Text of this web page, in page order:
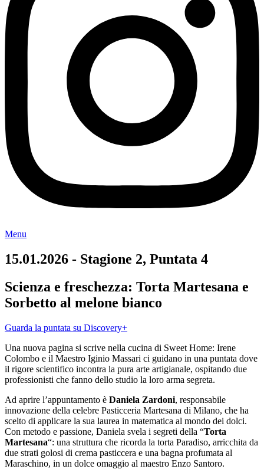
Menu
15.01.2026 - Stagione 2, Puntata 4
Scienza e freschezza: Torta Martesana e
Sorbetto al melone bianco
Guarda la puntata su Discovery+
Una nuova pagina si scrive nella cucina di Sweet Home: Irene
Colombo e il Maestro Iginio Massari ci guidano in una puntata dove
il rigore scientifico incontra la pura arte artigianale, ospitando due
professionisti che fanno dello studio la loro arma segreta.
Ad aprire l’appuntamento è Daniela Zardoni, responsabile
innovazione della celebre Pasticceria Martesana di Milano, che ha
scelto di applicare la sua laurea in matematica al mondo dei dolci.
Con metodo e passione, Daniela svela i segreti della “Torta
Martesana“: una struttura che ricorda la torta Paradiso, arricchita da
due strati golosi di crema pasticcera e una bagna profumata al
Maraschino, in un dolce omaggio al maestro Enzo Santoro.